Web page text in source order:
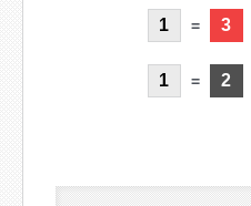
1 = 3
1 = 2